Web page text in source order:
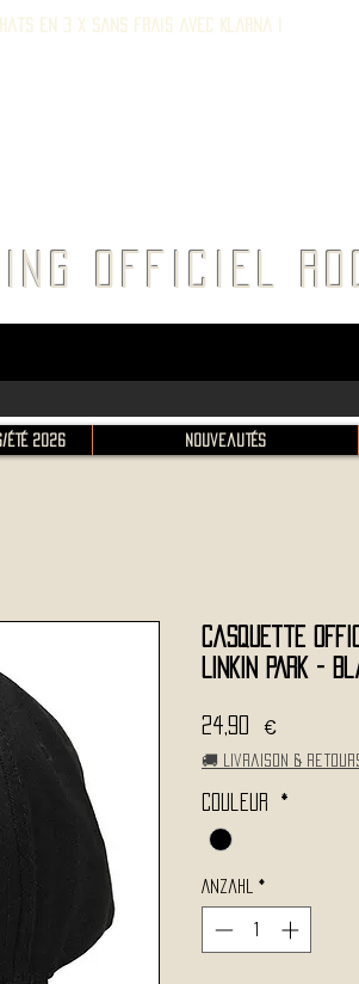
en 3 x sans frais avec Klarna !
OFFICIEL
Été 2026 Nouveautés
Casquette
LINKIN PARK -
24,90 €
🚚 Livraison &
Couleur *
Anzahl *